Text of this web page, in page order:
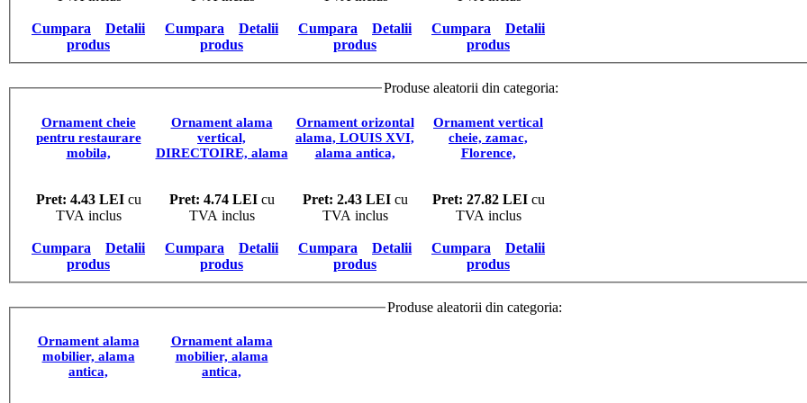
Cumpara
Detalii
produs
Cumpara
Detalii
produs
Cumpara
Detalii
produs
Cumpara
Detalii
produs
Produse aleatorii din categoria:
Ornament cheie
pentru restaurare
mobila,
Pret: 4.43 LEIcu
TVA inclus
Cumpara
Detalii
produs
Ornament alama
vertical,
DIRECTOIRE, alama
Pret: 4.74 LEIcu
TVA inclus
Cumpara
Detalii
produs
Ornament orizontal
alama, LOUIS XVI,
alama antica,
Pret: 2.43 LEIcu
TVA inclus
Cumpara
Detalii
produs
Ornament vertical
cheie, zamac,
Florence,
Pret: 27.82 LEIcu
TVA inclus
Cumpara
Detalii
produs
Produse aleatorii din categoria:
Ornament alama
mobilier, alama
antica,
Ornament alama
mobilier, alama
antica,